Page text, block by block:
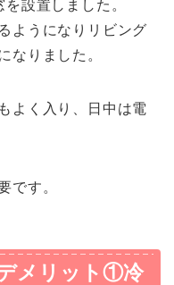
設置しました。
ようになりリビング
なりました。
よく入り、日中は電
です。
メリット①冷